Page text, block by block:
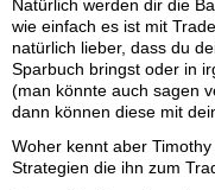
Natürlich werden dir die
wie einfach es ist mit
natürlich lieber, dass du
Sparbuch bringst oder in
(man könnte auch sagen
dann können diese mit
Woher kennt aber
Strategien die ihn zum